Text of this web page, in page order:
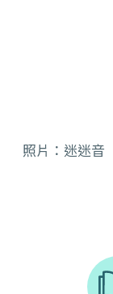
照片：迷迷音